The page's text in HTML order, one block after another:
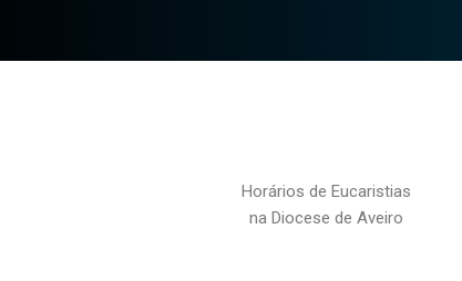
Horários de Eucaristias
na Diocese de Aveiro